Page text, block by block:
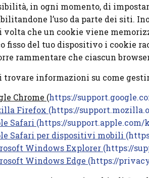
in ogni momento, di
l’uso da parte dei siti.
volta che un cookie viene
fisso del tuo dispositivo i cookie
rammentare che ciascun
trovare informazioni su come
Chrome (https://
Firefox (https://
Safari (https://support.apple.com/
Safari per dispositivi mobili
Windows Explorer (https://
Windows Edge (https://